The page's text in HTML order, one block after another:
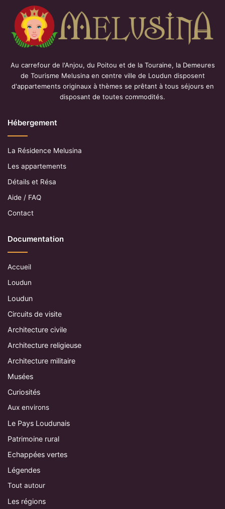
Au carrefour de l'Anjou, du Poitou et de la Touraine, la Demeures
de Tourisme Melusina en centre ville de Loudun disposent
d'appartements originaux à thèmes se prêtant à tous séjours en
disposant de toutes commodités.
Hébergement
La Résidence Melusina
Les appartements
Détails et Résa
Aide / FAQ
Contact
Documentation
Accueil
Loudun
Loudun
Circuits de visite
Architecture civile
Architecture religieuse
Architecture militaire
Musées
Curiosités
Aux environs
Le Pays Loudunais
Patrimoine rural
Echappées vertes
Légendes
Tout autour
Les régions